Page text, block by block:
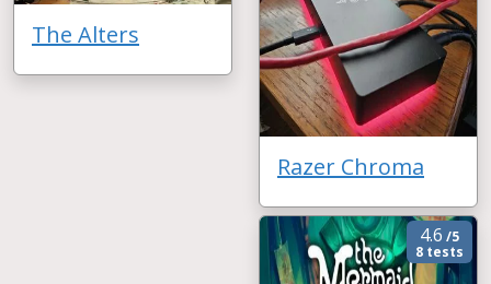
The Alters
Razer Chroma
4.6 /5
8 tests